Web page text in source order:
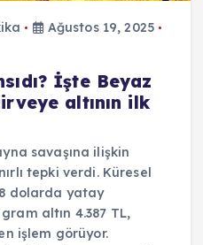
Ağustos 19, 2025
İşte Beyaz
altının ilk
savaşına ilişkin
tepki verdi. Küresel
dolarda yatay
altın 4.387 TL,
işlem görüyor.